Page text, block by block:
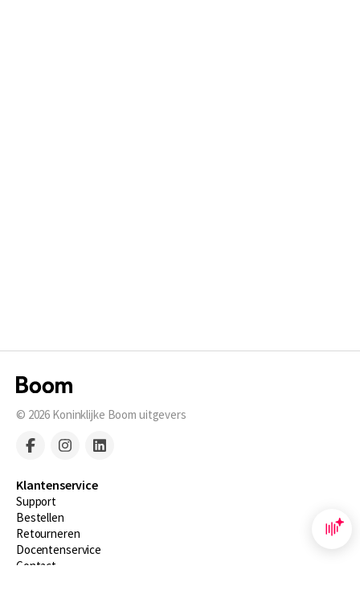
© 2026 Koninklijke Boom uitgevers
Klantenservice
Support
Bestellen
​Retourneren
Docentenservice
Contact